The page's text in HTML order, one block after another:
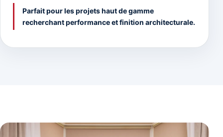
Parfait pour les projets haut de gamme
recherchant performance et finition architecturale.